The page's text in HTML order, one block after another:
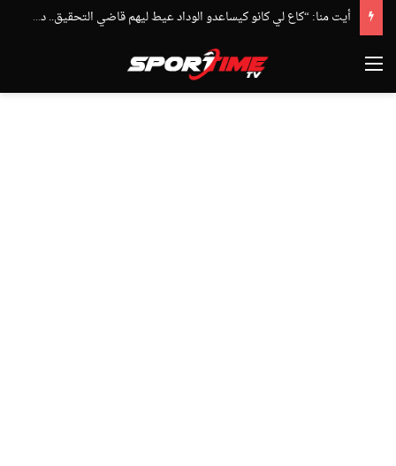
أيت منا: “كاع لي كانو كيساعدو الوداد عيط ليهم قاضي التحقيق.. دابا حتى شي واحد ما بقا باغي يعاون”
القائمة